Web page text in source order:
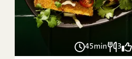
45min 3